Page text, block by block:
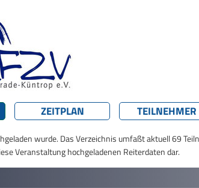
ZEITPLAN TEILNEHMER
wurde. Das Verzeichnis umfaßt aktuell 69
Veranstaltung hochgeladenen Reiterdaten dar.